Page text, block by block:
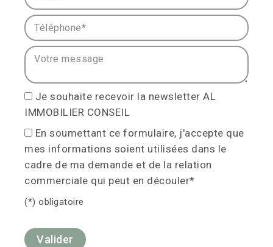
Téléphone* :
Votre message :
Je souhaite recevoir la newsletter AL
IMMOBILIER CONSEIL
En soumettant ce formulaire, j'accepte que
mes informations soient utilisées dans le
cadre de ma demande et de la relation
commerciale qui peut en découler*
(*) obligatoire